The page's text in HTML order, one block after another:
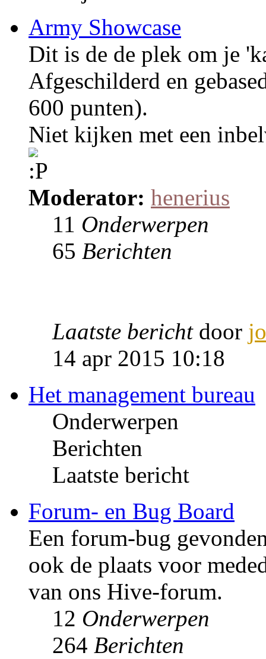
Army Showcase
Dit is de de plek om je
Afgeschilderd en
600 punten).
Niet kijken met een
Moderator: henerius
11 Onderwerpen
65 Berichten
Laatste berichtdoor
14 apr 2015 10:18
Het management bureau
Onderwerpen
Berichten
Laatste bericht
Forum- en Bug Board
Een forum-bug
ook de plaats voor
van ons Hive-forum.
12 Onderwerpen
264 Berichten